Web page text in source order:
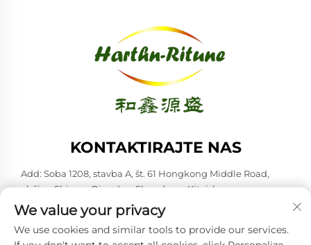
KONTAKTIRAJTE NAS
Add: Soba 1208, stavba A, št. 61 Hongkong Middle Road,
občina Shinan, Qingdao, Shandong, Kitajska
Tel:+86-53285879528
E-pošta:[email protected]
We value your privacy
We use cookies and similar tools to provide our services.